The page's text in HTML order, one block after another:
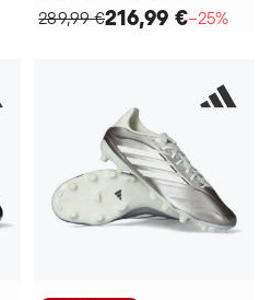
289,99 €216,99 €−25%